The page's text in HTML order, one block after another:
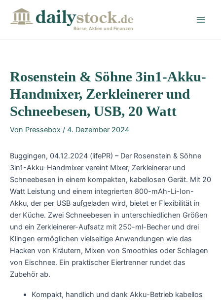
Börse, Aktien und Finanzen
Rosenstein & Söhne 3in1-Akku-
Handmixer, Zerkleinerer und
Schneebesen, USB, 20 Watt
Von Pressebox / 4. Dezember 2024
Buggingen, 04.12.2024 (lifePR) – Der Rosenstein & Söhne
3in1-Akku-Handmixer vereint Mixer, Zerkleinerer und
Schneebesen in einem kompakten, kabellosen Gerät. Mit 20
Watt Leistung und einem integrierten 800-mAh-Li-Ion-
Akku, der per USB aufgeladen wird, bietet er Flexibilität in
der Küche. Zwei Schneebesen in unterschiedlichen Größen
und ein Zerkleinerer-Aufsatz mit 250-ml-Becher und drei
Klingen ermöglichen vielseitige Anwendungen wie das
Hacken von Kräutern, Mixen von Smoothies oder Schlagen
von Eischnee. Ein praktischer Eiertrenner rundet das
Zubehör ab.
Kompakt, handlich und dank Akku-Betrieb kabellos